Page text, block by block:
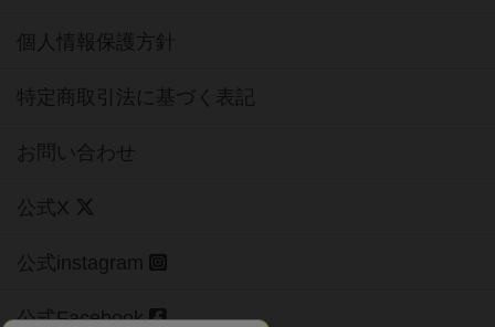
個人情報保護方針
特定商取引法に基づく表記
お問い合わせ
公式X
公式instagram
公式Facebook